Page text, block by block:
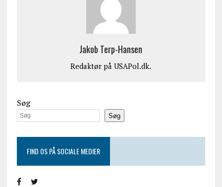
Jakob Terp-Hansen
Redaktør på USAPol.dk.
Søg
Søg
FIND OS PÅ SOCIALE MEDIER